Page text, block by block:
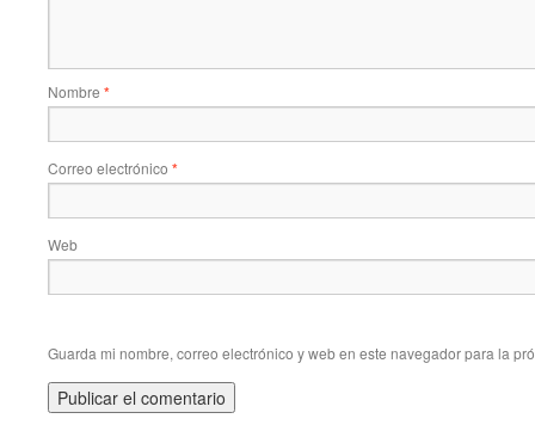
Nombre *
Correo electrónico *
Web
Guarda mi nombre, correo electrónico y web en este navegador para la